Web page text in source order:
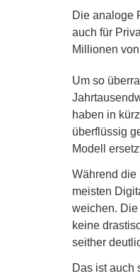
Die analoge
auch für
Millionen
Um so
haben in
überflüssig
Modell
Während die
meisten
weichen.
keine
seither
Das ist auch